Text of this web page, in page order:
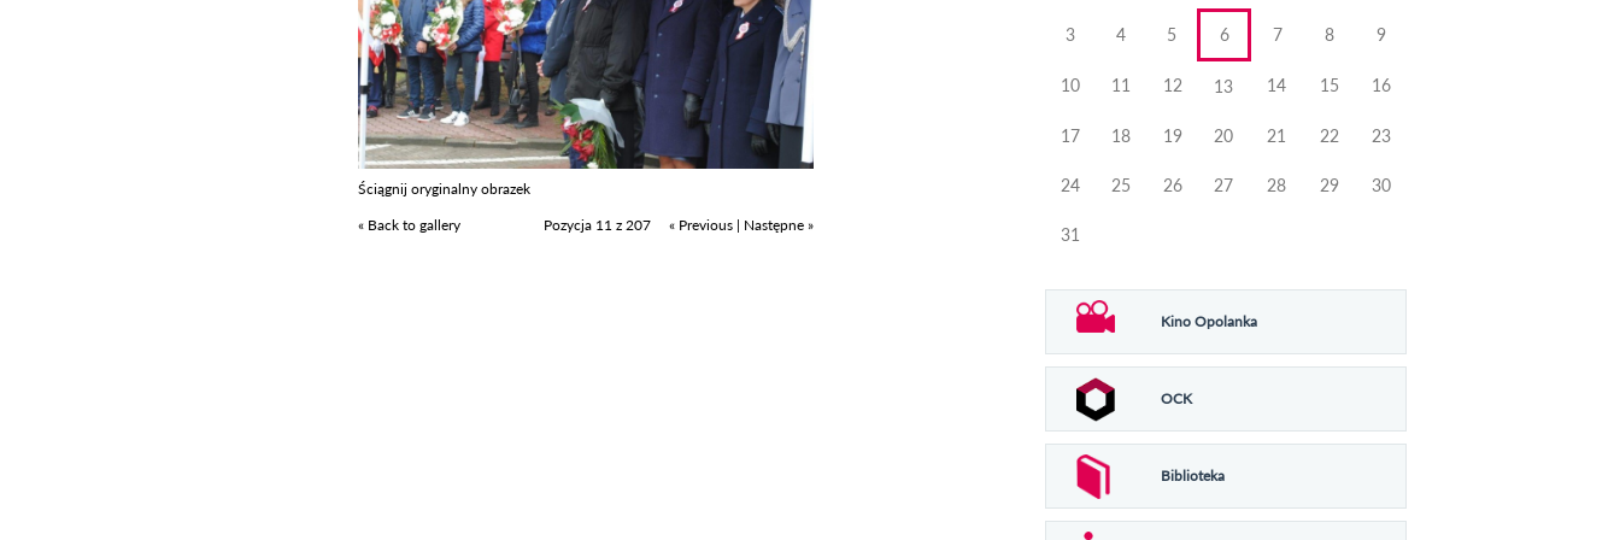
Ściągnij oryginalny obrazek
« Back to gallery
Pozycja 11 z 207 « Previous | Następne »
3 4 5 6 7 8 9
10 11 12 13 14 15 16
17 18 19 20 21 22 23
24 25 26 27 28 29 30
31
Kino Opolanka
OCK
Biblioteka